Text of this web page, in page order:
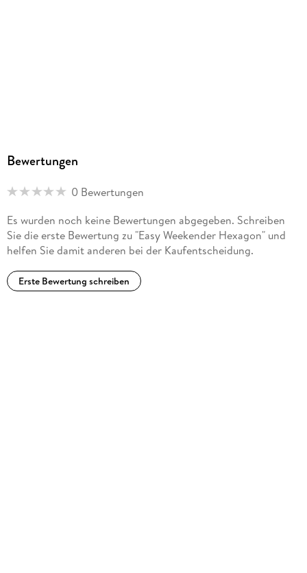
Bewertungen
0 Bewertungen
Es wurden noch keine Bewertungen abgegeben. Schreiben
Sie die erste Bewertung zu "Easy Weekender Hexagon" und
helfen Sie damit anderen bei der Kaufentscheidung.
Erste Bewertung schreiben